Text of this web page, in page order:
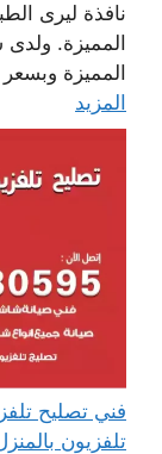
نافذة ليرى
المميزة.
المميزة
المزيد
تلفزيون